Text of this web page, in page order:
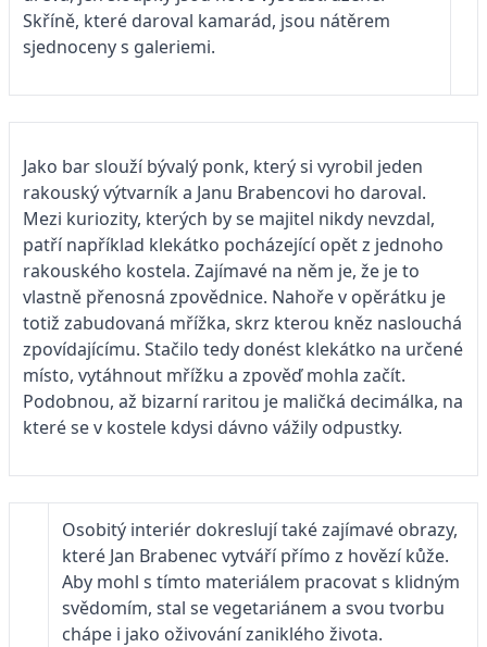
Skříně, které daroval kamarád, jsou nátěrem
sjednoceny s galeriemi.
Jako bar slouží bývalý ponk, který si vyrobil jeden
rakouský výtvarník a Janu Brabencovi ho daroval.
Mezi kuriozity, kterých by se majitel nikdy nevzdal,
patří například klekátko pocházející opět z jednoho
rakouského kostela. Zajímavé na něm je, že je to
vlastně přenosná zpovědnice. Nahoře v opěrátku je
totiž zabudovaná mřížka, skrz kterou kněz naslouchá
zpovídajícímu. Stačilo tedy donést klekátko na určené
místo, vytáhnout mřížku a zpověď mohla začít.
Podobnou, až bizarní raritou je maličká decimálka, na
které se v kostele kdysi dávno vážily odpustky.
Osobitý interiér dokreslují také zajímavé obrazy,
které Jan Brabenec vytváří přímo z hovězí kůže.
Aby mohl s tímto materiálem pracovat s klidným
svědomím, stal se vegetariánem a svou tvorbu
chápe i jako oživování zaniklého života.